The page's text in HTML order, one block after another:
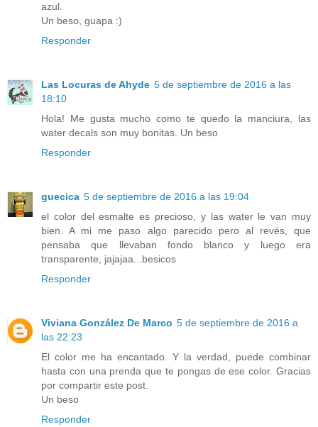
azul.
Un beso, guapa :)
Responder
Las Locuras de Ahyde 5 de septiembre de 2016 a las
18:10
Hola! Me gusta mucho como te quedo la manciura, las
water decals son muy bonitas. Un beso
Responder
guecica 5 de septiembre de 2016 a las 19:04
el color del esmalte es precioso, y las water le van muy
bien. A mi me paso algo parecido pero al revés, que
pensaba que llevaban fondo blanco y luego era
transparente, jajajaa...besicos
Responder
Viviana González De Marco 5 de septiembre de 2016 a
las 22:23
El color me ha encantado. Y la verdad, puede combinar
hasta con una prenda que te pongas de ese color. Gracias
por compartir este post.
Un beso
Responder